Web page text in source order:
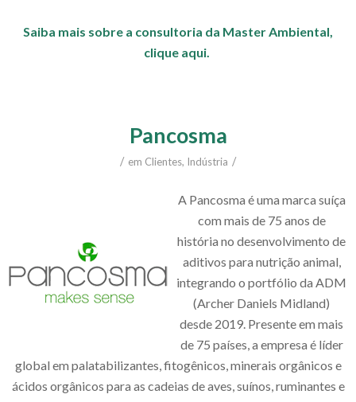
Saiba mais sobre a consultoria da Master Ambiental,
clique aqui.
Pancosma
/ em Clientes, Indústria /
A Pancosma é uma marca suíça
com mais de 75 anos de
história no desenvolvimento de
aditivos para nutrição animal,
integrando o portfólio da ADM
(Archer Daniels Midland)
desde 2019. Presente em mais
de 75 países, a empresa é líder
global em palatabilizantes, fitogênicos, minerais orgânicos e
ácidos orgânicos para as cadeias de aves, suínos, ruminantes e